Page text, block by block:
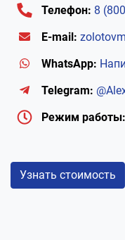
Телефон: 8
E-mail:
WhatsApp:
Telegram:
Режим работы:
Узнать стоимость